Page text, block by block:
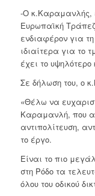
-Ο κ.Καραμανλής,
Ευρωπαϊκή
ενδιαφέρον για
ιδιαίτερα για το
έχει το
Σε δήλωση του, ο
«Θέλω να
Καραμανλή, που
αντιπολίτευση,
το έργο.
Είναι το πιο
στη Ρόδο τα
όλου του οδικού